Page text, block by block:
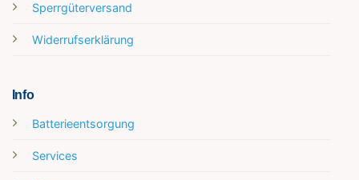
Sperrgüterversand
Widerrufserklärung
Info
Batterieentsorgung
Services